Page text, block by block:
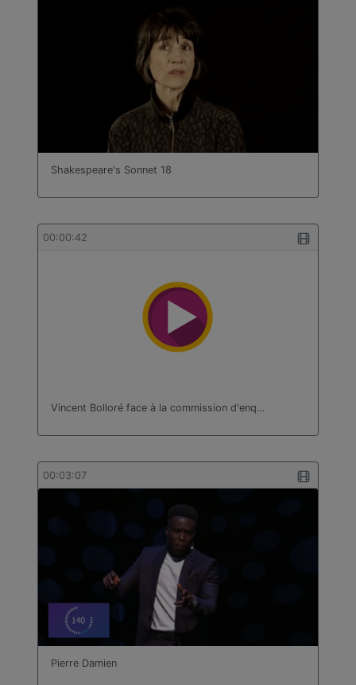
Shakespeare's Sonnet 18
00:00:42
Vincent Bolloré face à la commission d'enq…
00:03:07
Pierre Damien